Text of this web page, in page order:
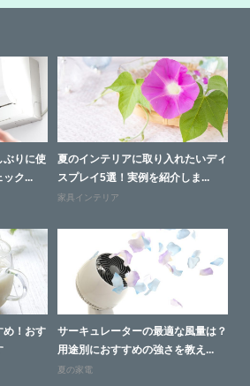
ぶりに使
ック...
夏のインテリアに取り入れたいディ
スプレイ5選！実例を紹介しま...
家具インテリア
め！おす
サーキュレーターの最適な風量は？
用途別におすすめの強さを教え...
夏の家電